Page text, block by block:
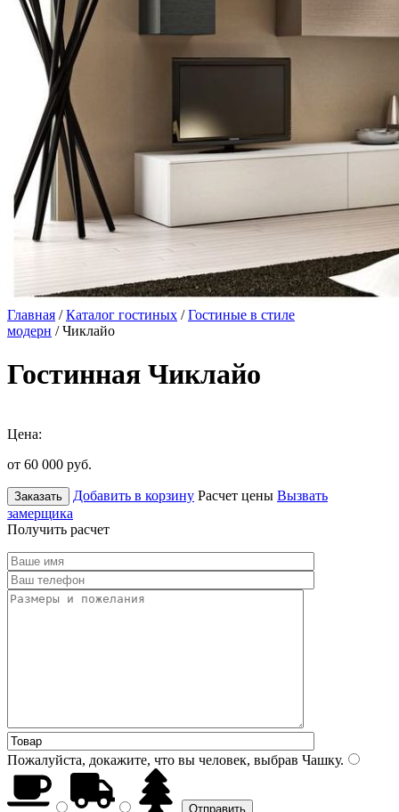
Главная /Каталог гостиных /Гостиные в стиле
модерн / Чиклайо
Гостинная Чиклайо
Цена:
от 60 000 руб.
Заказать Добавить в корзину Расчет цены Вызвать
замерщика
Получить расчет
Пожалуйста, докажите, что вы человек, выбрав Чашку.